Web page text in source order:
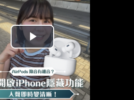
播
放
影